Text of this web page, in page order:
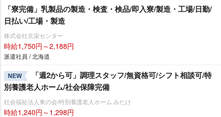
「寮完備」乳製品の製造・検査・検品/即入寮/製造・工場/日勤/
日払い/工場・製造
株式会社京栄センター
時給1,750円～2,188円
派遣社員 / 北海道
NEW
「週2から可」調理スタッフ/無資格可/シフト相談可/特
別養護老人ホーム/社会保障完備
社会福祉法人東の会/特別養護老人ホーム みたけ
時給1,240円～1,298円